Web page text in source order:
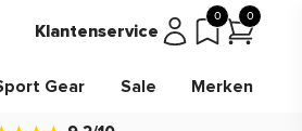
Klantenservice
0 0
Gear Sale Merken